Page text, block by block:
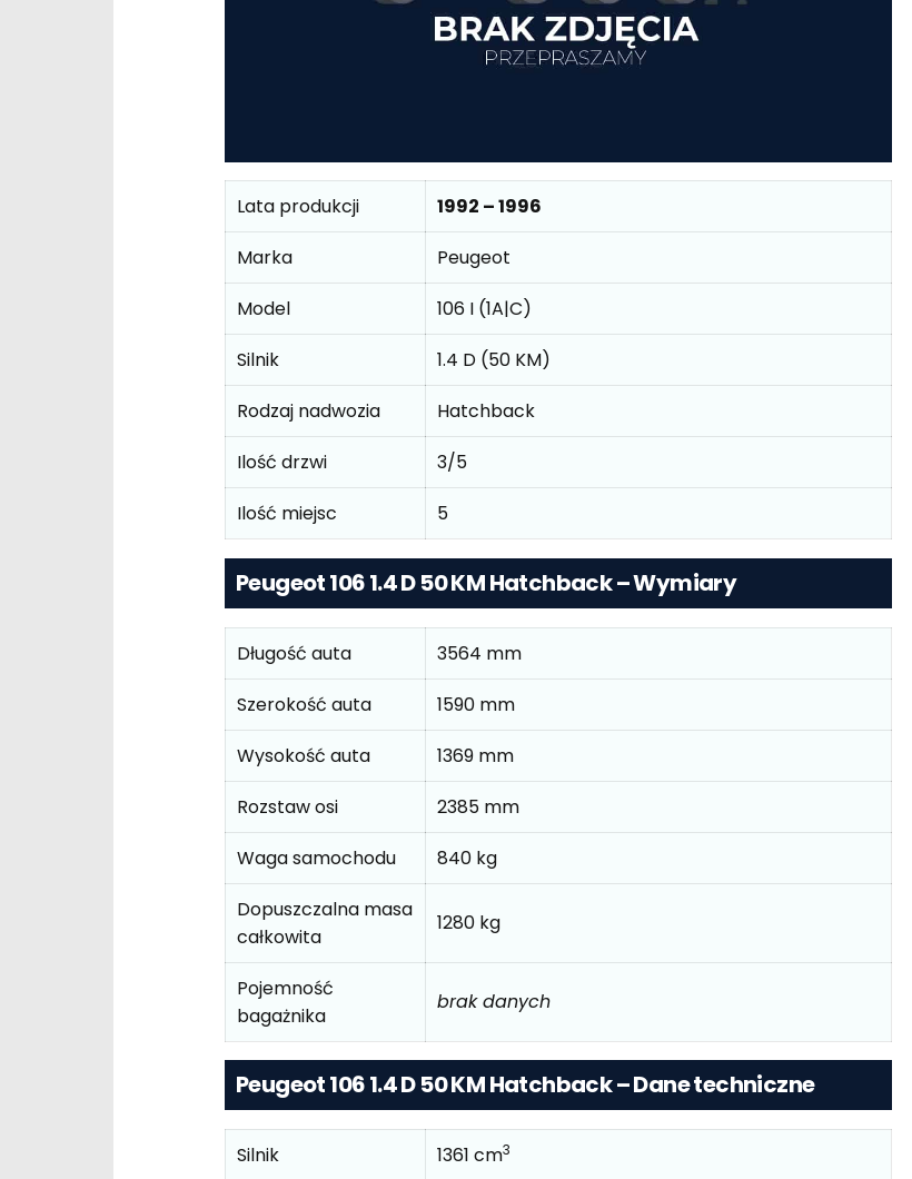
Lata produkcji
1992 – 1996
Marka
Peugeot
Model
106 I (1A|C)
Silnik
1.4 D (50 KM)
Rodzaj nadwozia
Hatchback
Ilość drzwi
3/5
Ilość miejsc
5
Peugeot 106 1.4 D 50 KM Hatchback – Wymiary
Długość auta
3564 mm
Szerokość auta
1590 mm
Wysokość auta
1369 mm
Rozstaw osi
2385 mm
Waga samochodu
840 kg
Dopuszczalna masa
całkowita
1280 kg
Pojemność
bagażnika
brak danych
Peugeot 106 1.4 D 50 KM Hatchback – Dane techniczne
Silnik 1361 cm3